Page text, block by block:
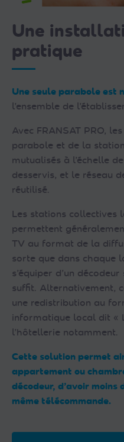
Une
pratique
Une seule parabole est
l’ensemble de
Avec FRANSAT PRO,
parabole et de la
mutualisés à l’échelle
desservis, et le réseau
réutilisé.
Les stations collectives
permettent
TV au format de la
sorte que dans chaque
s’équiper d’un
suffit. Alternativement,
une redistribution au
informatique local dit «
l’hôtellerie notamment.
Cette solution permet
appartement ou
décodeur, d’avoir moins
même télécommande.